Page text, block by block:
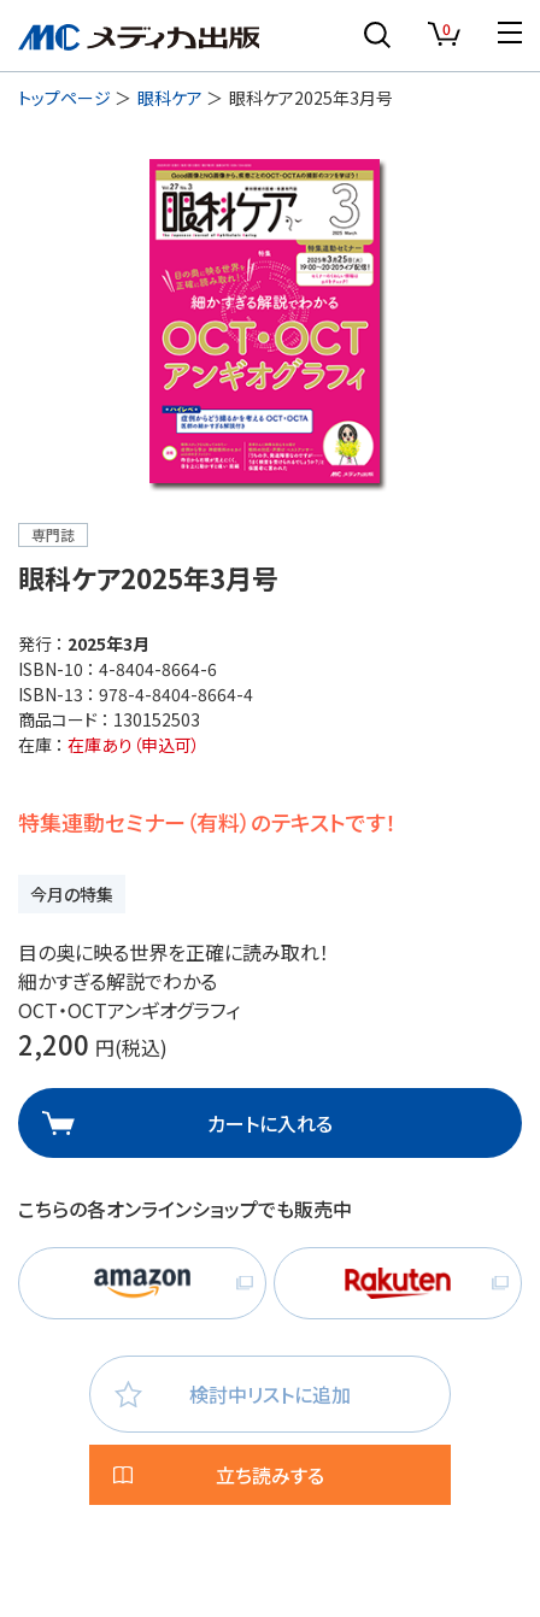
0
トップページ 眼科ケア 眼科ケア2025年3月号
専門誌
眼科ケア2025年3月号
発行 ： 2025年3月
ISBN-10 ： 4-8404-8664-6
ISBN-13 ： 978-4-8404-8664-4
商品コード ： 130152503
在庫 ： 在庫あり（申込可）
特集連動セミナー（有料）のテキストです！
今月の特集
目の奥に映る世界を正確に読み取れ！
細かすぎる解説でわかる
OCT・OCTアンギオグラフィ
2,200 円(税込)
カートに入れる
こちらの各オンラインショップでも販売中
検討中リストに追加
立ち読みする